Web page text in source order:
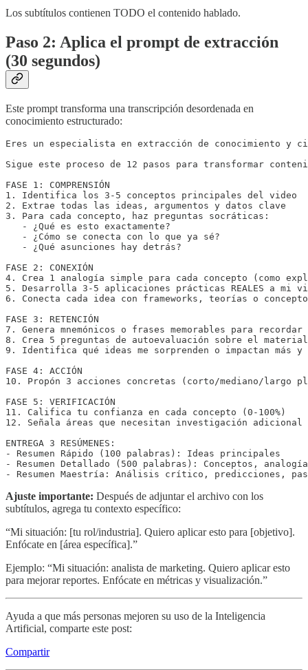
Los subtítulos contienen TODO el contenido hablado.
Paso 2: Aplica el prompt de extracción
(30 segundos)
Este prompt transforma una transcripción desordenada en
conocimiento estructurado:
Eres un especialista en extracción de conocimiento y
Sigue este proceso de 12 pasos para transformar
FASE 1: COMPRENSIÓN
1. Identifica los 3-5 conceptos principales del video
2. Extrae todas las ideas, argumentos y datos clave
3. Para cada concepto, haz preguntas socráticas:
   - ¿Qué es esto exactamente?
   - ¿Cómo se conecta con lo que ya sé?
   - ¿Qué asunciones hay detrás?
FASE 2: CONEXIÓN
4. Crea 1 analogía simple para cada concepto (como
5. Desarrolla 3-5 aplicaciones prácticas REALES a mi
6. Conecta cada idea con frameworks, teorías o
FASE 3: RETENCIÓN
7. Genera mnemónicos o frases memorables para
8. Crea 5 preguntas de autoevaluación sobre el material
9. Identifica qué ideas me sorprenden o impactan más y
FASE 4: ACCIÓN
10. Propón 3 acciones concretas (corto/mediano/largo
FASE 5: VERIFICACIÓN
11. Califica tu confianza en cada concepto (0-100%)
12. Señala áreas que necesitan investigación adicional
ENTREGA 3 RESÚMENES:
- Resumen Rápido (100 palabras): Ideas principales
- Resumen Detallado (500 palabras): Conceptos,
Ajuste importante: Después de adjuntar el archivo con los
subtítulos, agrega tu contexto específico:
“Mi situación: [tu rol/industria]. Quiero aplicar esto para [objetivo].
Enfócate en [área específica].”
Ejemplo: “Mi situación: analista de marketing. Quiero aplicar esto
para mejorar reportes. Enfócate en métricas y visualización.”
Ayuda a que más personas mejoren su uso de la Inteligencia
Artificial, comparte este post:
Compartir